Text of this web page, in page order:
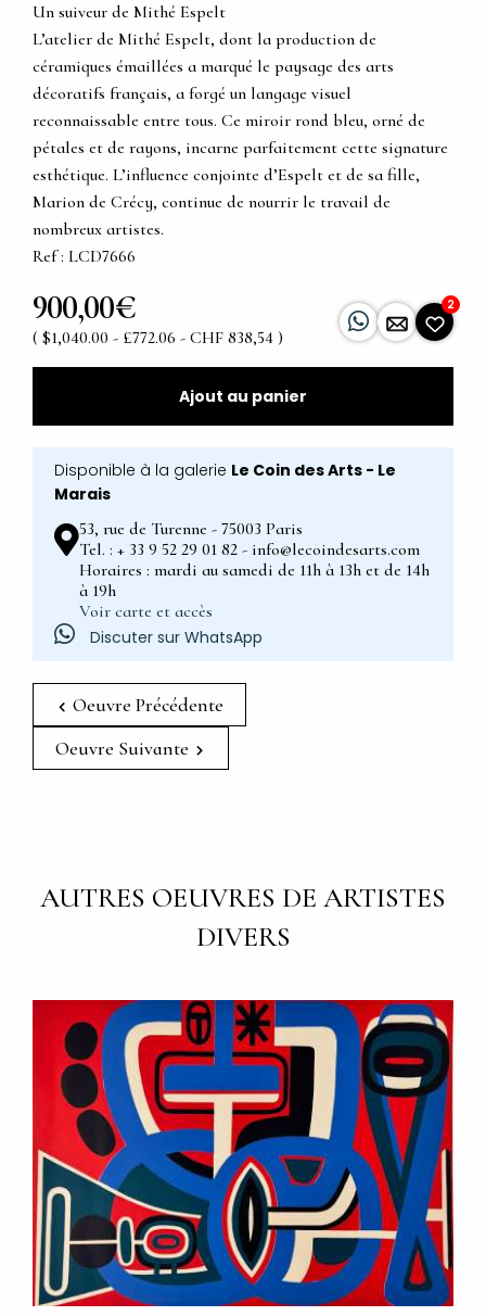
Un suiveur de Mithé Espelt
L’atelier de Mithé Espelt, dont la production de
céramiques émaillées a marqué le paysage des arts
décoratifs français, a forgé un langage visuel
reconnaissable entre tous. Ce miroir rond bleu, orné de
pétales et de rayons, incarne parfaitement cette signature
esthétique. L’influence conjointe d’Espelt et de sa fille,
Marion de Crécy, continue de nourrir le travail de
nombreux artistes.
Ref : LCD7666
900,00€
( $1,040.00 - £772.06 - CHF 838,54 )
2
Ajout au panier
Disponible à la galerie Le Coin des Arts - Le
Marais
53, rue de Turenne - 75003 Paris
Tel. : + 33 9 52 29 01 82 - info@lecoindesarts.com
Horaires : mardi au samedi de 11h à 13h et de 14h
à 19h
Voir carte et accès
Discuter sur WhatsApp
Oeuvre Précédente
Oeuvre Suivante
AUTRES OEUVRES DE ARTISTES
DIVERS